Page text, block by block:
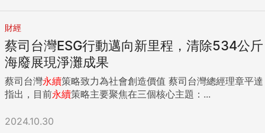
財經
蔡司台灣ESG行動邁向新里程，清除534公斤
海廢展現淨灘成果
蔡司台灣永續策略致力為社會創造價值 蔡司台灣總經理章平達
指出，目前永續策略主要聚焦在三個核心主題：...
2024.10.30